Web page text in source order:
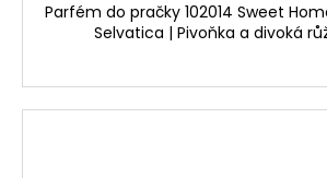
Parfém do pračky 102014 Sweet
Selvatica | Pivoňka a divoká